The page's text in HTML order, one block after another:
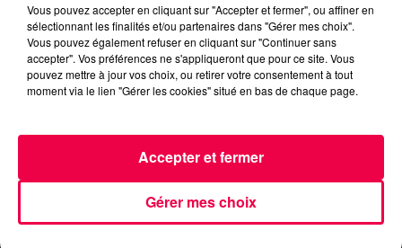
INFOS
AGENDA
JEUX
PODCASTS
Vous pouvez accepter en cliquant sur "Accepter et fermer", ou affiner en
sélectionnant les finalités et/ou partenaires dans "Gérer mes choix".
Vous pouvez également refuser en cliquant sur "Continuer sans
accepter". Vos préférences ne s'appliqueront que pour ce site. Vous
pouvez mettre à jour vos choix, ou retirer votre consentement à tout
moment via le lien "Gérer les cookies" situé en bas de chaque page.
Gérer mes choix
Accepter et fermer